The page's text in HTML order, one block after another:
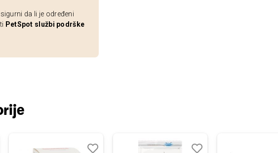
da li je određeni
PetSpot službi podrške